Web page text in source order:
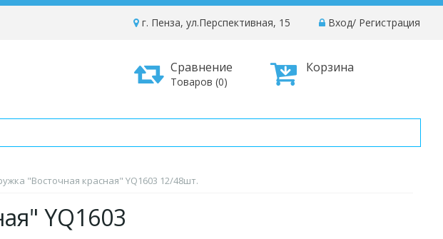
Вход/ Регистрация
г. Пенза, ул.Перспективная, 15
Корзина
Сравнение
Товаров (0)
"Восточная красная" YQ1603 12/48шт.
YQ1603